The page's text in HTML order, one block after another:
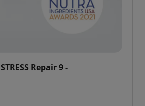
STRESS Repair 9 -